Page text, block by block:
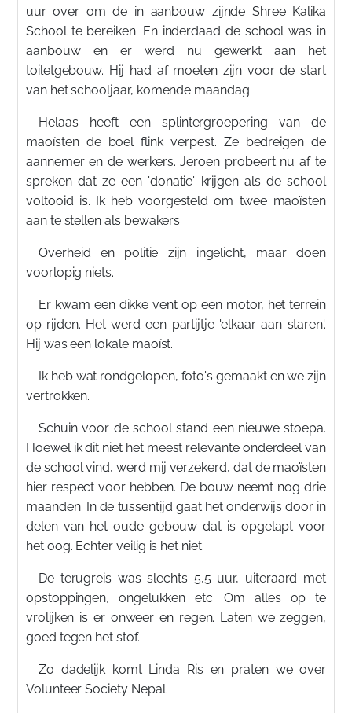
uur over om de in aanbouw zijnde Shree Kalika
School te bereiken. En inderdaad de school was in
aanbouw en er werd nu gewerkt aan het
toiletgebouw. Hij had af moeten zijn voor de start
van het schooljaar, komende maandag.
Helaas heeft een splintergroepering van de
maoïsten de boel flink verpest. Ze bedreigen de
aannemer en de werkers. Jeroen probeert nu af te
spreken dat ze een 'donatie' krijgen als de school
voltooid is. Ik heb voorgesteld om twee maoïsten
aan te stellen als bewakers.
Overheid en politie zijn ingelicht, maar doen
voorlopig niets.
Er kwam een dikke vent op een motor, het terrein
op rijden. Het werd een partijtje 'elkaar aan staren'.
Hij was een lokale maoïst.
Ik heb wat rondgelopen, foto's gemaakt en we zijn
vertrokken.
Schuin voor de school stand een nieuwe stoepa.
Hoewel ik dit niet het meest relevante onderdeel van
de school vind, werd mij verzekerd, dat de maoïsten
hier respect voor hebben. De bouw neemt nog drie
maanden. In de tussentijd gaat het onderwijs door in
delen van het oude gebouw dat is opgelapt voor
het oog. Echter veilig is het niet.
De terugreis was slechts 5,5 uur, uiteraard met
opstoppingen, ongelukken etc. Om alles op te
vrolijken is er onweer en regen. Laten we zeggen,
goed tegen het stof.
Zo dadelijk komt Linda Ris en praten we over
Volunteer Society Nepal.